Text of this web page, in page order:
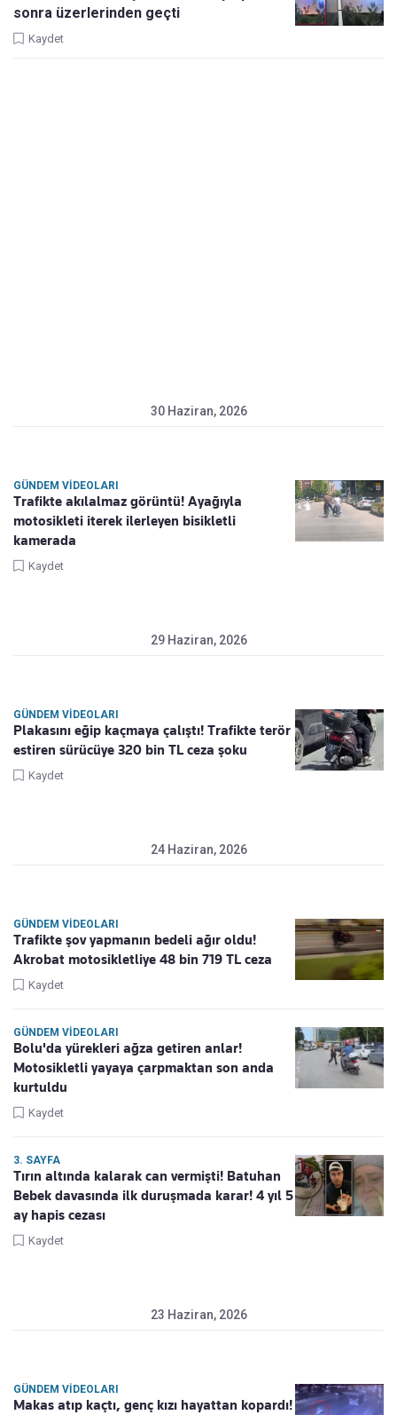
sonra üzerlerinden geçti
Kaydet
30 Haziran, 2026
GÜNDEM VIDEOLARI
Trafikte akılalmaz görüntü! Ayağıyla
motosikleti iterek ilerleyen bisikletli
kamerada
Kaydet
29 Haziran, 2026
GÜNDEM VIDEOLARI
Plakasını eğip kaçmaya çalıştı! Trafikte terör
estiren sürücüye 320 bin TL ceza şoku
Kaydet
24 Haziran, 2026
GÜNDEM VIDEOLARI
Trafikte şov yapmanın bedeli ağır oldu!
Akrobat motosikletliye 48 bin 719 TL ceza
Kaydet
GÜNDEM VIDEOLARI
Bolu'da yürekleri ağza getiren anlar!
Motosikletli yayaya çarpmaktan son anda
kurtuldu
Kaydet
3. SAYFA
Tırın altında kalarak can vermişti! Batuhan
Bebek davasında ilk duruşmada karar! 4 yıl 5
ay hapis cezası
Kaydet
23 Haziran, 2026
GÜNDEM VIDEOLARI
Makas atıp kaçtı, genç kızı hayattan kopardı!